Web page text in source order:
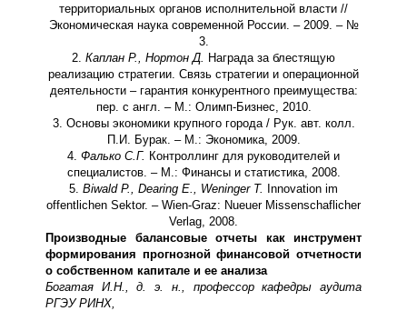
территориальных органов исполнительной власти //
Экономическая наука современной России. – 2009. – №
3.
2. Каплан Р., Нортон Д. Награда за блестящую
реализацию стратегии. Связь стратегии и операционной
деятельности – гарантия конкурентного преимущества:
пер. с англ. – М.: Олимп-Бизнес, 2010.
3. Основы экономики крупного города / Рук. авт. колл.
П.И. Бурак. – М.: Экономика, 2009.
4. Фалько С.Г. Контроллинг для руководителей и
специалистов. – М.: Финансы и статистика, 2008.
5. Biwald P., Dearing E., Weninger T. Innovation im
offentlichen Sektor. – Wien-Graz: Nueuer Missenschaflicher
Verlag, 2008.
Производные балансовые отчеты как инструмент
формирования прогнозной финансовой отчетности
о собственном капитале и ее анализа
Богатая И.Н., д. э. н., профессор кафедры аудита
РГЭУ РИНХ,